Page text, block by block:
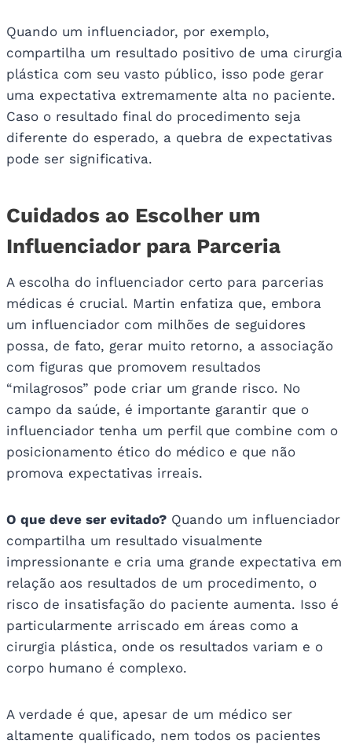
Quando um influenciador, por exemplo,
compartilha um resultado positivo de uma cirurgia
plástica com seu vasto público, isso pode gerar
uma expectativa extremamente alta no paciente.
Caso o resultado final do procedimento seja
diferente do esperado, a quebra de expectativas
pode ser significativa.
Cuidados ao Escolher um
Influenciador para Parceria
A escolha do influenciador certo para parcerias
médicas é crucial. Martin enfatiza que, embora
um influenciador com milhões de seguidores
possa, de fato, gerar muito retorno, a associação
com figuras que promovem resultados
“milagrosos” pode criar um grande risco. No
campo da saúde, é importante garantir que o
influenciador tenha um perfil que combine com o
posicionamento ético do médico e que não
promova expectativas irreais.
O que deve ser evitado? Quando um influenciador
compartilha um resultado visualmente
impressionante e cria uma grande expectativa em
relação aos resultados de um procedimento, o
risco de insatisfação do paciente aumenta. Isso é
particularmente arriscado em áreas como a
cirurgia plástica, onde os resultados variam e o
corpo humano é complexo.
A verdade é que, apesar de um médico ser
altamente qualificado, nem todos os pacientes